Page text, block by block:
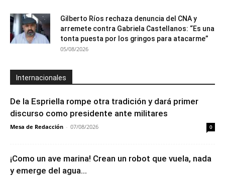
Gilberto Ríos rechaza denuncia del CNA y
arremete contra Gabriela Castellanos: “Es una
tonta puesta por los gringos para atacarme”
05/08/2026
Internacionales
De la Espriella rompe otra tradición y dará primer
discurso como presidente ante militares
Mesa de Redacción - 07/08/2026 0
¡Como un ave marina! Crean un robot que vuela, nada
y emerge del agua...